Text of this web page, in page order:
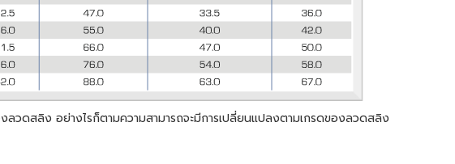
ลวดสลิง อย่างไรก็ตามความสามารถจะมีการเปลี่ยนแปลงตามเกรดของลวดสลิง